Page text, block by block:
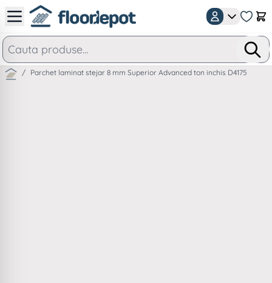
Mergeti la Continut
/ Parchet laminat stejar 8 mm Superior Advanced ton inchis D4175